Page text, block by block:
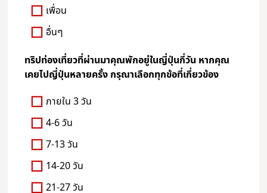
เพื่อน
อื่นๆ
ทริปท่องเที่ยวที่ผ่านมาคุณพักอยู่ในญี่ปุ่นกี่วัน หากคุณ
เคยไปญี่ปุ่นหลายครั้ง กรุณาเลือกทุกข้อที่เกี่ยวข้อง
ภายใน 3 วัน
4-6 วัน
7-13 วัน
14-20 วัน
21-27 วัน